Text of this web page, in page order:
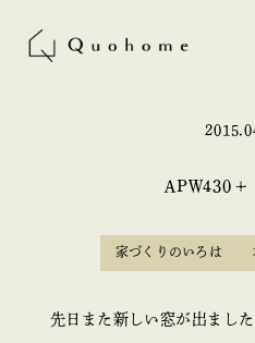
APW430
家づくりのいろは
先日また新しい窓が出ました